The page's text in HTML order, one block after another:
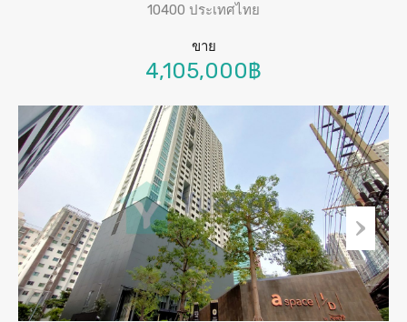
10400 ประเทศไทย
ขาย
4,105,000฿